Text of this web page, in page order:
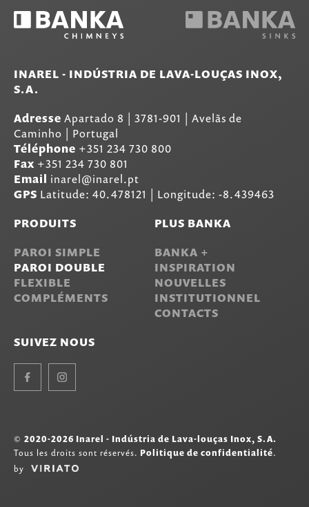
INAREL - INDÚSTRIA DE LAVA-LOUÇAS INOX,
S.A.
Adresse Apartado 8 3781-901
Avelãs de
Caminho | Portugal
Téléphone +351 234 730 800
Fax +351 234 730 801
Email inarel@inarel.pt
GPS Latitude: 40.478121 | Longitude: -8.439463
PRODUITS
PAROI SIMPLE
PAROI DOUBLE
FLEXIBLE
COMPLÉMENTS
PLUS BANKA
BANKA +
INSPIRATION
NOUVELLES
INSTITUTIONNEL
CONTACTS
SUIVEZ NOUS
FacebookInstagram
© 2020-2026 Inarel - Indústria de Lava-louças Inox, S.A.
Tous les droits sont réservés. Politique de confidentialité.
by